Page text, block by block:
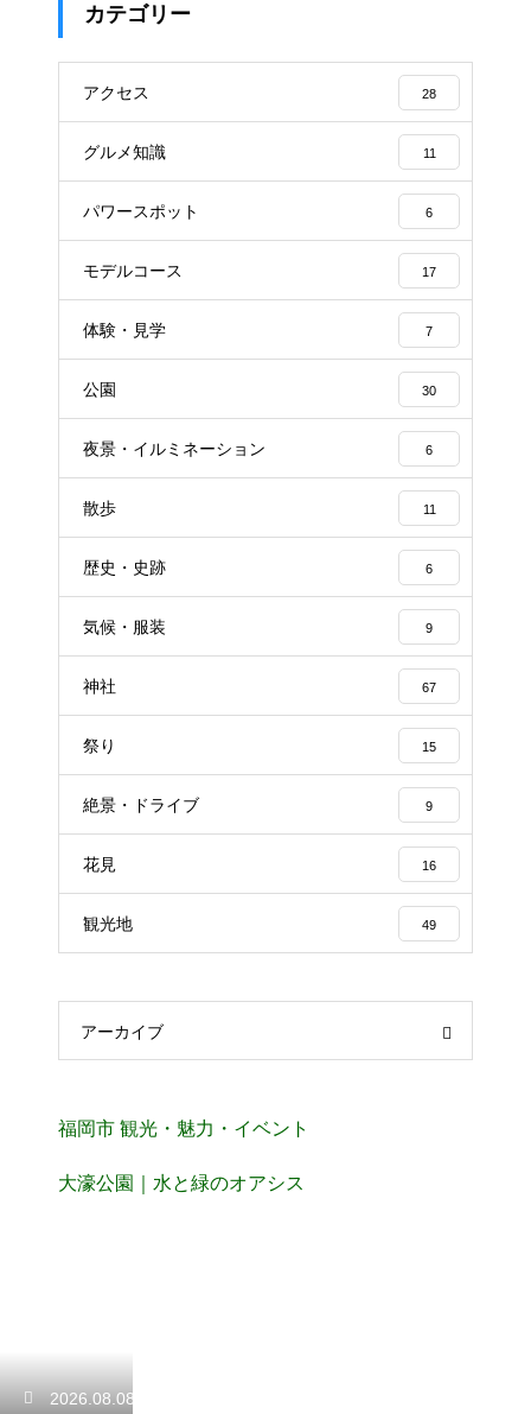
カテゴリー
アクセス 28
グルメ知識 11
パワースポット 6
モデルコース 17
体験・見学 7
公園 30
夜景・イルミネーション 6
散歩 11
歴史・史跡 6
気候・服装 9
神社 67
祭り 15
絶景・ドライブ 9
花見 16
観光地 49
アーカイブ
福岡市 観光・魅力・イベント
大濠公園｜水と緑のオアシス
2026.08.08